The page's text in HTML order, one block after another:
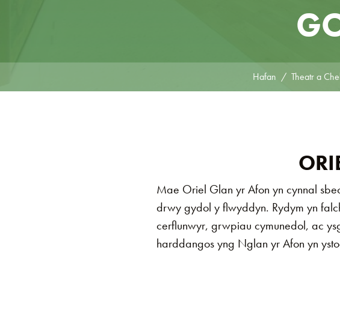
Hafan Theatr a
Mae Oriel Glan yr Afon yn cynnal
drwy gydol y flwyddyn. Rydym yn
cerflunwyr, grwpiau cymunedol, ac
harddangos yng Nglan yr Afon yn